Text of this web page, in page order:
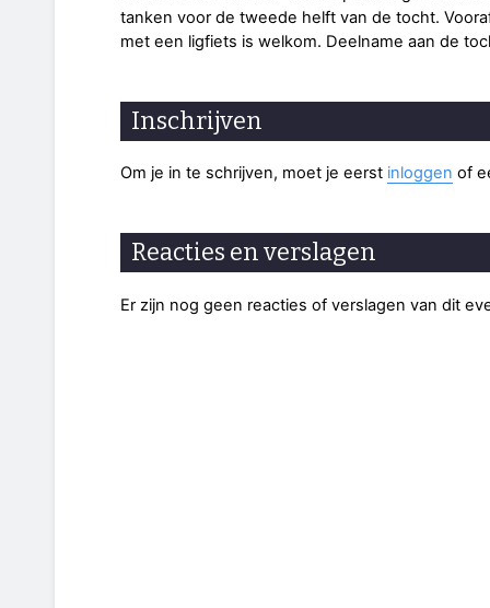
tanken voor de tweede helft van de tocht.
met een ligfiets is welkom. Deelname aan de
Inschrijven
Om je in te schrijven, moet je eerst inloggen of
Reacties en verslagen
Er zijn nog geen reacties of verslagen van dit